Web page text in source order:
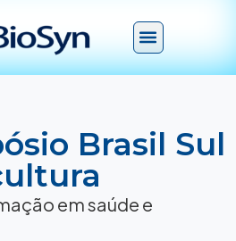
Brasil Sul
em saúde e